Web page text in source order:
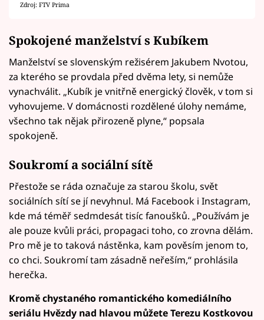
Zdroj: FTV Prima
Spokojené manželství s Kubíkem
Manželství se slovenským režisérem Jakubem Nvotou,
za kterého se provdala před dvěma lety, si nemůže
vynachválit. „Kubík je vnitřně energický člověk, v tom si
vyhovujeme. V domácnosti rozdělené úlohy nemáme,
všechno tak nějak přirozeně plyne,“ popsala
spokojeně.
Soukromí a sociální sítě
Přestože se ráda označuje za starou školu, svět
sociálních sítí se jí nevyhnul. Má Facebook i Instagram,
kde má téměř sedmdesát tisíc fanoušků. „Používám je
ale pouze kvůli práci, propagaci toho, co zrovna dělám.
Pro mě je to taková nástěnka, kam pověsím jenom to,
co chci. Soukromí tam zásadně neřeším,“ prohlásila
herečka.
Kromě chystaného romantického komediálního
seriálu Hvězdy nad hlavou můžete Terezu Kostkovou